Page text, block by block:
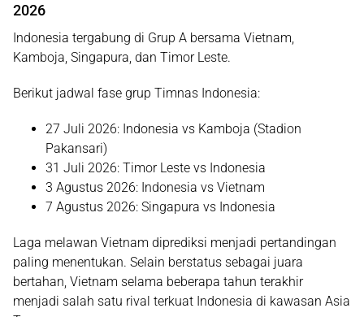
2026
Indonesia tergabung di Grup A bersama Vietnam,
Kamboja, Singapura, dan Timor Leste.
Berikut jadwal fase grup Timnas Indonesia:
27 Juli 2026: Indonesia vs Kamboja (Stadion
Pakansari)
31 Juli 2026: Timor Leste vs Indonesia
3 Agustus 2026: Indonesia vs Vietnam
7 Agustus 2026: Singapura vs Indonesia
Laga melawan Vietnam diprediksi menjadi pertandingan
paling menentukan. Selain berstatus sebagai juara
bertahan, Vietnam selama beberapa tahun terakhir
menjadi salah satu rival terkuat Indonesia di kawasan Asia